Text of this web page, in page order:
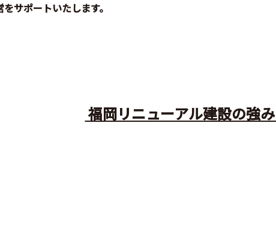
サポートいたします。
福岡リニューアル建設の強み